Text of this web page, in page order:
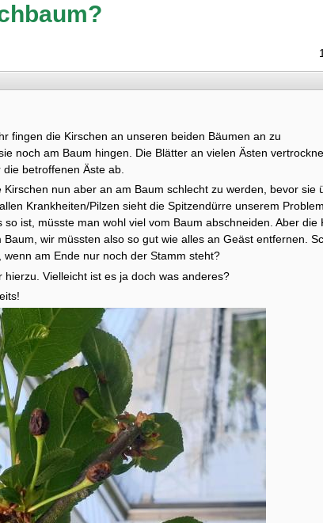
fingen die Kirschen an unseren beiden Bäumen an zu
noch am Baum hingen. Die Blätter an vielen Ästen
betroffenen Äste ab.
Kirschen nun aber an am Baum schlecht zu werden, bevor sie
Krankheiten/Pilzen sieht die Spitzendürre unserem
so ist, müsste man wohl viel vom Baum abschneiden. Aber die
wir müssten also so gut wie alles an Geäst entfernen.
wenn am Ende nur noch der Stamm steht?
hierzu. Vielleicht ist es ja doch was anderes?